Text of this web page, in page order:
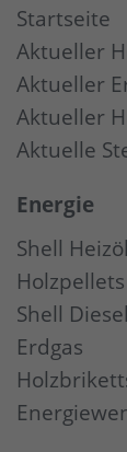
Startseite
Aktueller
Aktueller
Aktueller
Aktuelle
Energie
Shell
Holzpellets
Shell
Erdgas